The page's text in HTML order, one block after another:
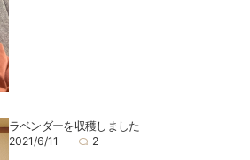
ラベンダーを収穫しました
2021/6/11 2